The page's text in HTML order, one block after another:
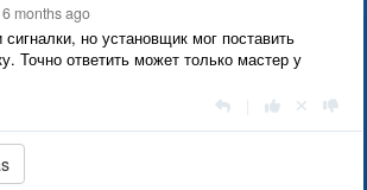
6 months ago
но установщик мог поставить
Точно ответить может только мастер у